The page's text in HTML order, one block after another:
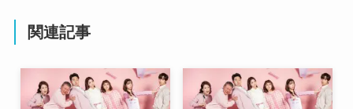
関連記事